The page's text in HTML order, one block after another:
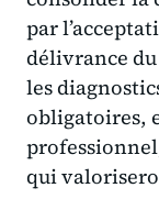
par
délivrance
les
obligatoires,
qui